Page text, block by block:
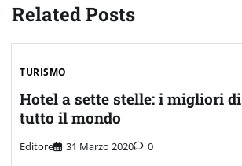
Related Posts
TURISMO
Hotel a sette stelle: i migliori di
tutto il mondo
Editore 31 Marzo 2020 0